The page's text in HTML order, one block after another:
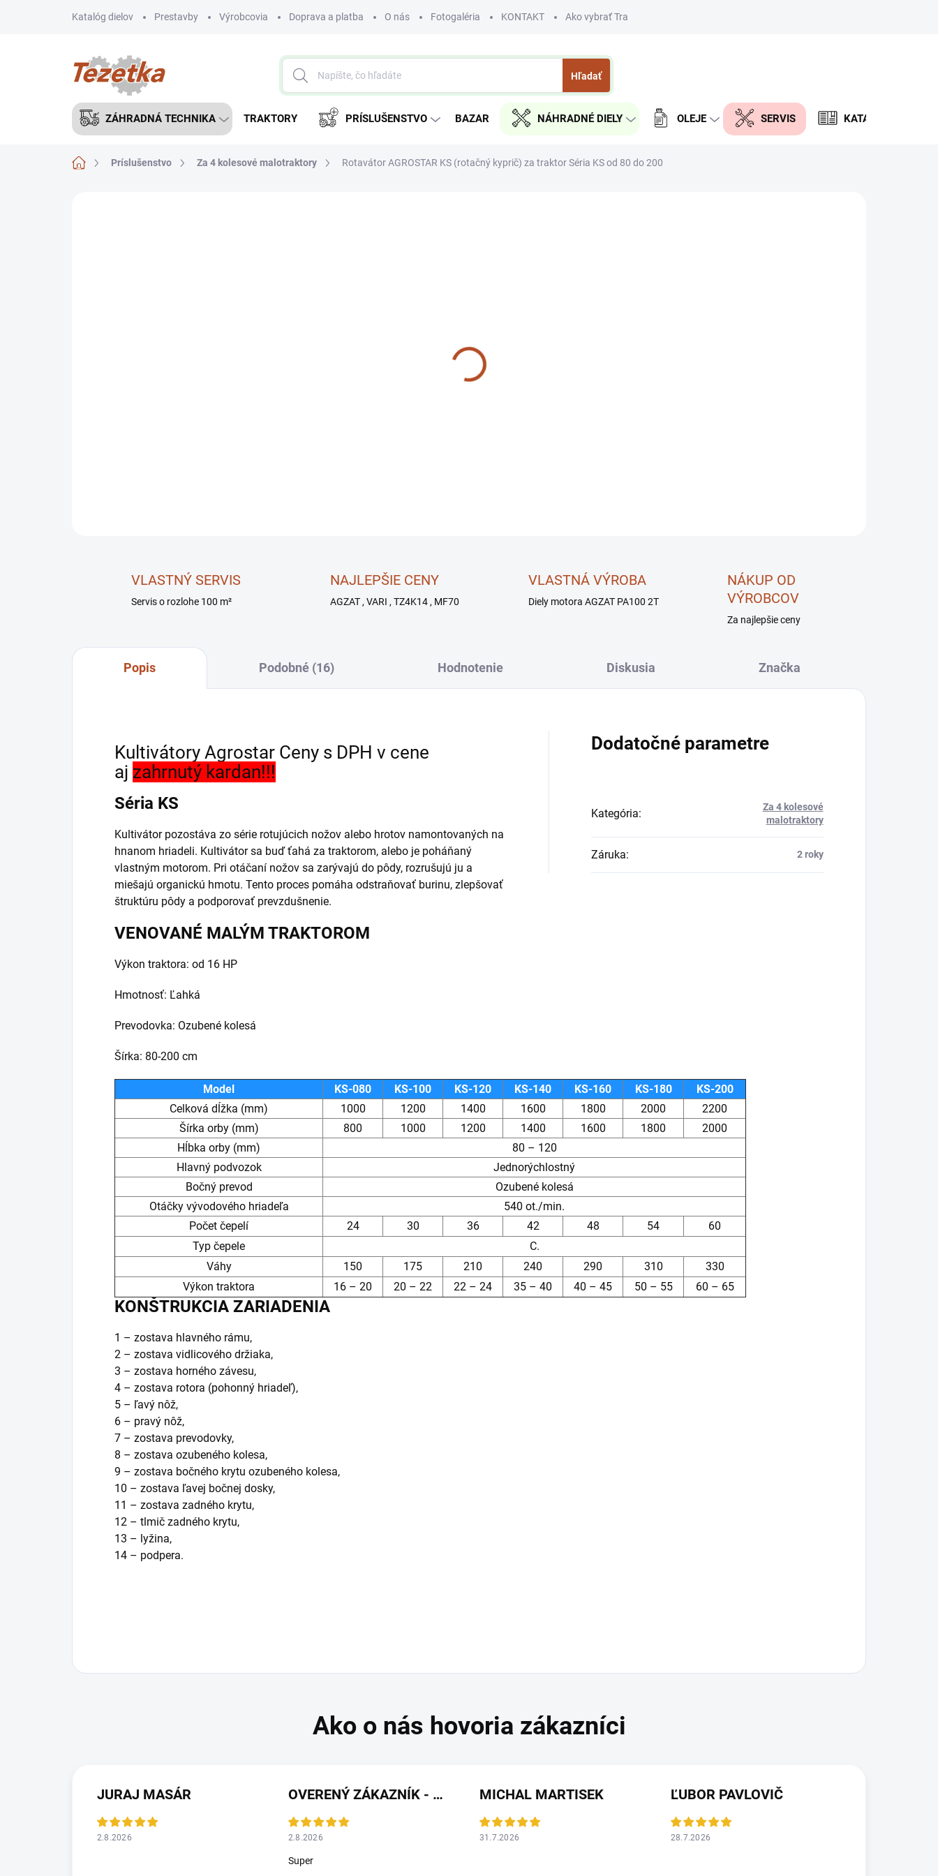
Katalóg dielov Prestavby Výrobcovia Doprava a platba O nás Fotogaléria KONTAKT Ako vybrať Traktor
Hľadať
ZÁHRADNÁ TECHNIKA TRAKTORY PRÍSLUŠENSTVO BAZAR NÁHRADNÉ DIELY OLEJE SERVIS KATALÓG DIELOV
DomovPríslušenstvo Za 4 kolesové malotraktory Rotavátor AGROSTAR KS (rotačný kyprič) za traktor Séria KS od 80 do 200
MOŽNOSTI DORUČENIA
VLASTNÝ SERVIS
Servis o rozlohe 100 m²
NAJLEPŠIE CENY
AGZAT , VARI , TZ4K14 , MF70
VLASTNÁ VÝROBA
Diely motora AGZAT PA100 2T
NÁKUP OD
VÝROBCOV
Za najlepšie ceny
Popis Podobné (16) Hodnotenie Diskusia Značka
Kultivátory Agrostar Ceny s DPH v cene
aj zahrnutý kardan!!!
Séria KS
Kultivátor pozostáva zo série rotujúcich nožov alebo hrotov namontovaných na
hnanom hriadeli. Kultivátor sa buď ťahá za traktorom, alebo je poháňaný
vlastným motorom. Pri otáčaní nožov sa zarývajú do pôdy, rozrušujú ju a
miešajú organickú hmotu. Tento proces pomáha odstraňovať burinu, zlepšovať
štruktúru pôdy a podporovať prevzdušnenie.
VENOVANÉ MALÝM TRAKTOROM
Výkon traktora: od 16 HP
Hmotnosť: Ľahká
Prevodovka: Ozubené kolesá
Šírka: 80-200 cm
Model KS-080 KS-100 KS-120 KS-140 KS-160 KS-180
KS-200
Celková dĺžka (mm)
1000 1200 1400 1600 1800 2000
2200
Šírka orby (mm)
800 1000 1200 1400 1600 1800
2000
Hĺbka orby (mm)
80 – 120
Hlavný podvozok
Jednorýchlostný
Bočný prevod
Ozubené kolesá
Otáčky vývodového hriadeľa
540 ot./min.
Počet čepelí
24 30 36 42 48 54
60
Typ čepele
C.
Váhy
150 175 210 240 290 310
330
Výkon traktora
16 – 20 20 – 22 22 – 24 35 – 40 40 – 45 50 – 55 60 – 65
KONŠTRUKCIA ZARIADENIA
1 – zostava hlavného rámu,
2 – zostava vidlicového držiaka,
3 – zostava horného závesu,
4 – zostava rotora (pohonný hriadeľ),
5 – ľavý nôž,
6 – pravý nôž,
7 – zostava prevodovky,
8 – zostava ozubeného kolesa,
9 – zostava bočného krytu ozubeného kolesa,
10 – zostava ľavej bočnej dosky,
11 – zostava zadného krytu,
12 – tlmič zadného krytu,
13 – lyžina,
14 – podpera.
Dodatočné parametre
Kategória:
Za 4 kolesové
malotraktory
Záruka: 2 roky
JURAJ MASÁR
2.8.2026
OVERENÝ ZÁKAZNÍK - HEUREKA
2.8.2026
Super
MICHAL MARTISEK
31.7.2026
ĽUBOR PAVLOVIČ
28.7.2026